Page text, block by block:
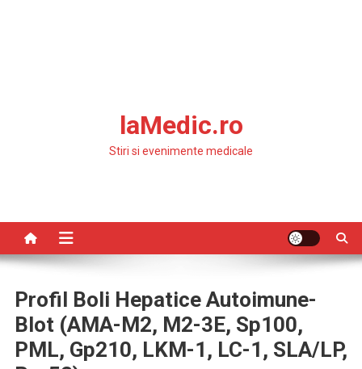
laMedic.ro
Stiri si evenimente medicale
Profil Boli Hepatice Autoimune-
Blot (AMA-M2, M2-3E, Sp100,
PML, Gp210, LKM-1, LC-1, SLA/LP,